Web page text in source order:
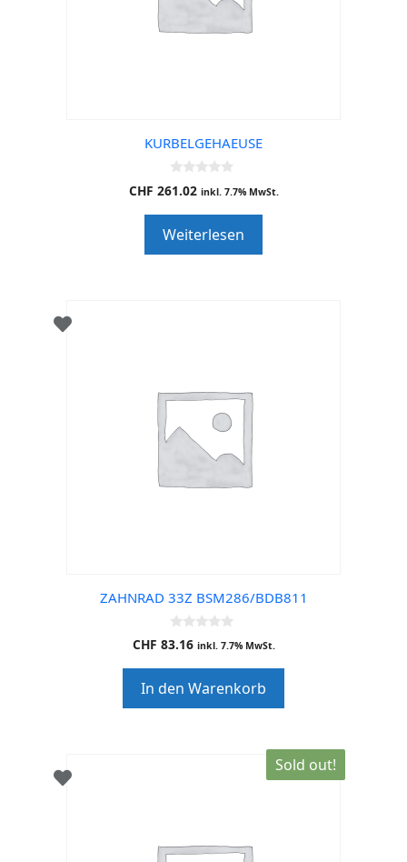
KURBELGEHAEUSE
0
o
o
f
5
CHF 261.02 inkl. 7.7% MwSt.
Weiterlesen
ZAHNRAD 33Z BSM286/BDB811
0
o
o
f
5
CHF 83.16 inkl. 7.7% MwSt.
In den Warenkorb
Sold out!